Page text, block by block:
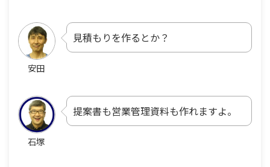
安田
見積もりを作るとか？
石塚
提案書も営業管理資料も作れますよ。